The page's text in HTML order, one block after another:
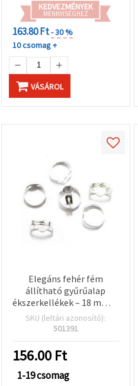
KEDVEZMÉNYEK
MENNYISÉGHEZ
163.80 Ft- 30 %
10 csomag +
VÁSÁROL
Elegáns fehér fém
állítható gyűrűalap
ékszerkellékek – 18 mm, 8
mm talp, 10 db –
kézműves ékszerekhez,
kreatív DIY projektekhez
SKU (leltári azonosító):
501391
156.00 Ft
1-19 csomag